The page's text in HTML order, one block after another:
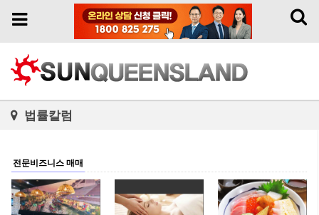
Toggle
Toggle
법률칼럼
전문비즈니스 매매